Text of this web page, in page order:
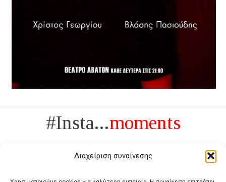
Διαχείριση συναίνεσης
#Insta...moments